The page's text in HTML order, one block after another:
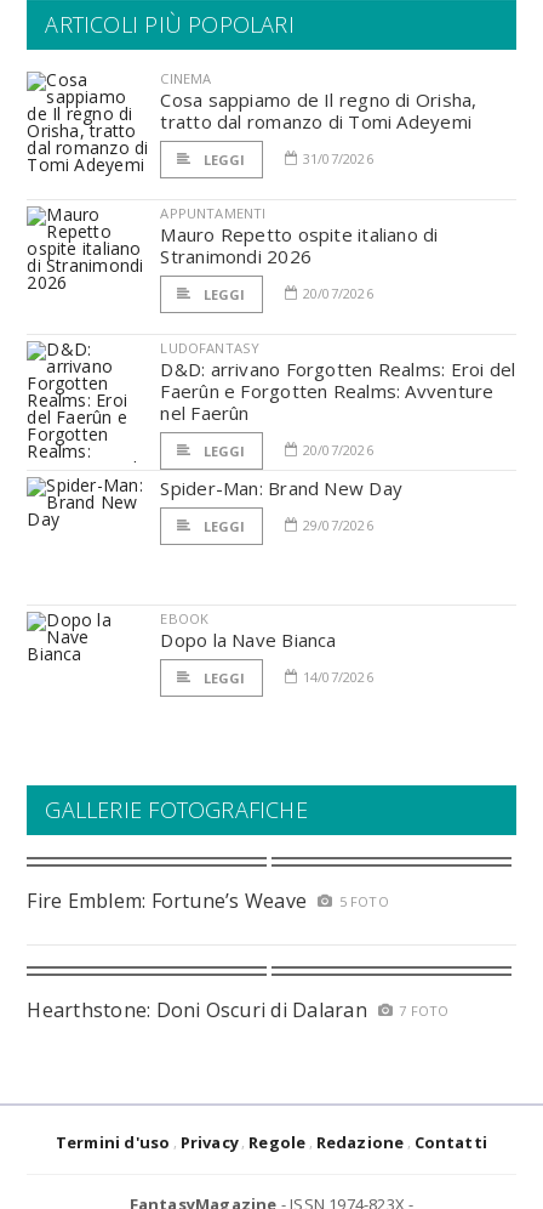
ARTICOLI PIÙ POPOLARI
CINEMA
Cosa sappiamo de Il regno di Orisha,
tratto dal romanzo di Tomi Adeyemi
LEGGI 31/07/2026
APPUNTAMENTI
Mauro Repetto ospite italiano di
Stranimondi 2026
LEGGI 20/07/2026
LUDOFANTASY
D&D: arrivano Forgotten Realms: Eroi del
Faerûn e Forgotten Realms: Avventure
nel Faerûn
LEGGI 20/07/2026
Spider-Man: Brand New Day
LEGGI 29/07/2026
EBOOK
Dopo la Nave Bianca
LEGGI 14/07/2026
GALLERIE FOTOGRAFICHE
Fire Emblem: Fortune’s Weave 5 FOTO
Hearthstone: Doni Oscuri di Dalaran 7 FOTO
Termini d'uso Privacy Regole Redazione Contatti
FantasyMagazine - ISSN 1974-823X -